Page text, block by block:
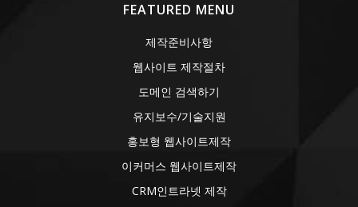
FEATURED MENU
제작준비사항
웹사이트 제작절차
도메인 검색하기
유지보수/기술지원
홍보형 웹사이트제작
이커머스 웹사이트제작
CRM인트라넷 제작